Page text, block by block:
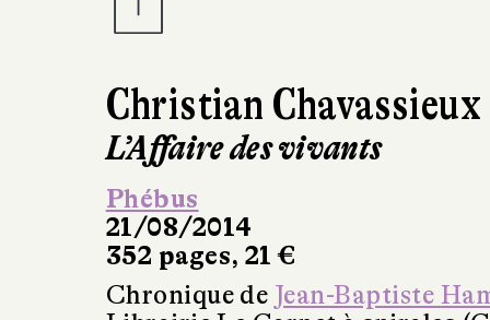
Christian Chavassieux
L’Affaire des vivants
Phébus
21/08/2014
352 pages, 21 €
Chronique de Jean-Baptiste